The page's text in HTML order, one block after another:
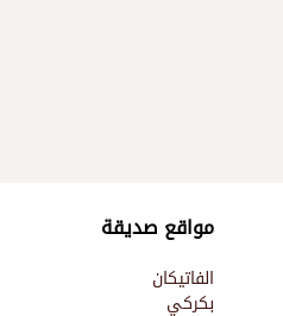
مواقع صديقة
الفاتيكان
بكركي